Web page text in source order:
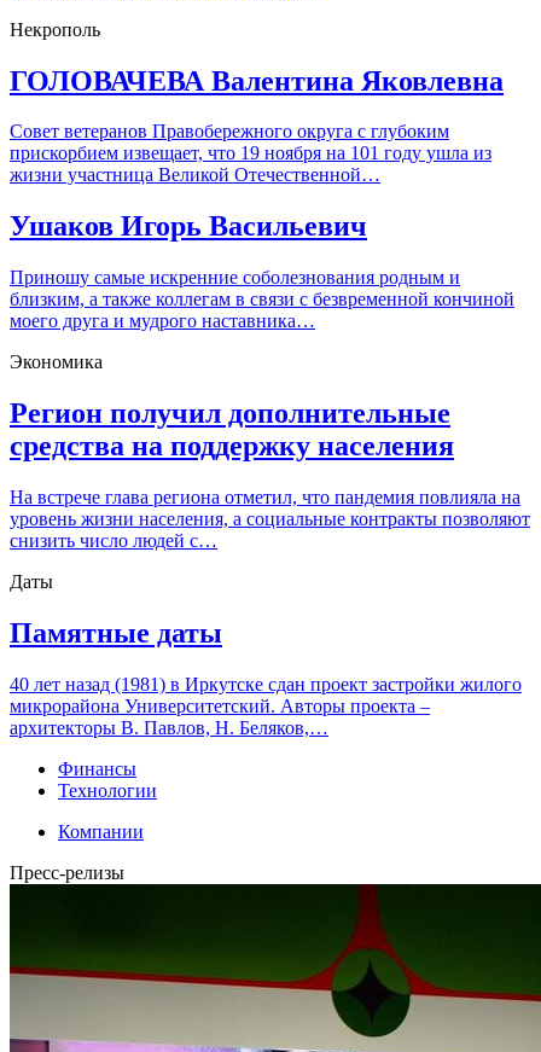
Некрополь
ГОЛОВАЧЕВА Валентина Яковлевна
Совет ветеранов Правобережного округа с глубоким
прискорбием извещает, что 19 ноября на 101 году ушла из
жизни участница Великой Отечественной…
Ушаков Игорь Васильевич
Приношу самые искренние соболезнования родным и
близким, а также коллегам в связи с безвременной кончиной
моего друга и мудрого наставника…
Экономика
Регион получил дополнительные
средства на поддержку населения
На встрече глава региона отметил, что пандемия повлияла на
уровень жизни населения, а социальные контракты позволяют
снизить число людей с…
Даты
Памятные даты
40 лет назад (1981) в Иркутске сдан проект застройки жилого
микрорайона Университетский. Авторы проекта –
архитекторы В. Павлов, Н. Беляков,…
Финансы
Технологии
Компании
Пресс-релизы